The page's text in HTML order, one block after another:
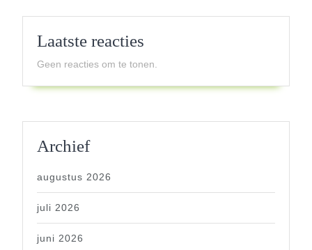
Laatste reacties
Geen reacties om te tonen.
Archief
augustus 2026
juli 2026
juni 2026